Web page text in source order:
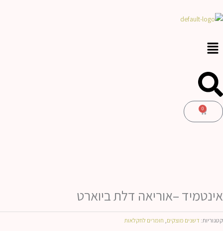
לתוכן
0
עגלת
קניות
אינטמיד –אוריאה דלת ביוארט
קטגוריות: דשנים מוצקים, חומרים לחקלאות